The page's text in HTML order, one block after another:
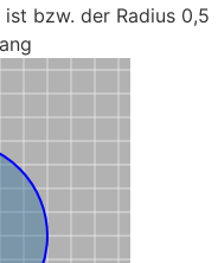
bzw. der Radius 0,5